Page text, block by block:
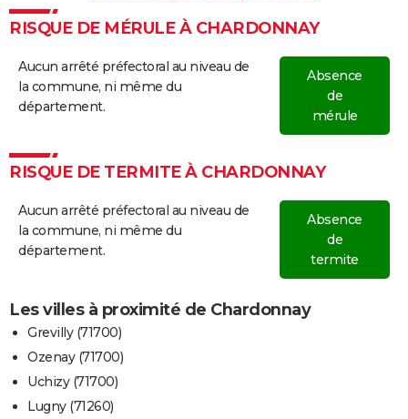
RISQUE DE MÉRULE À CHARDONNAY
Aucun arrêté préfectoral au niveau de
la commune, ni même du
département.
Absence
de
mérule
RISQUE DE TERMITE À CHARDONNAY
Aucun arrêté préfectoral au niveau de
la commune, ni même du
département.
Absence
de
termite
Les villes à proximité de Chardonnay
Grevilly (71700)
Ozenay (71700)
Uchizy (71700)
Lugny (71260)